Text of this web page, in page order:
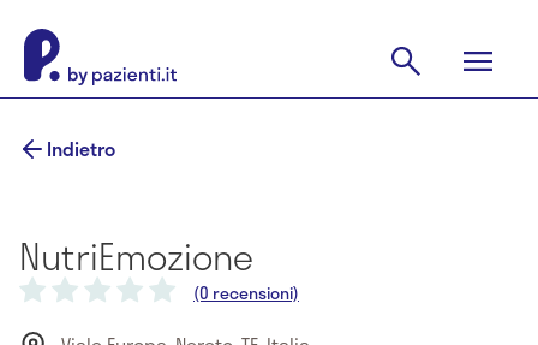
Indietro
NutriEmozione
(0 recensioni)